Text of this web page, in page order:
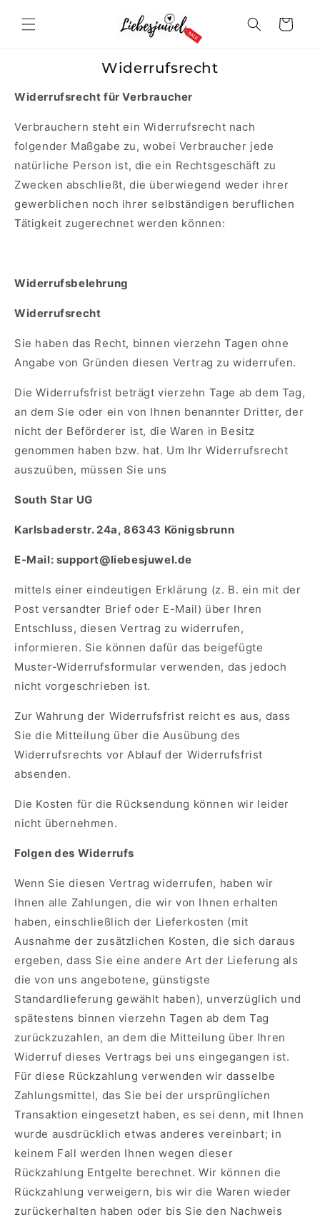
zum
Inhalt
Warenkorb
Widerrufsrecht
Widerrufsrecht für Verbraucher
Verbrauchern steht ein Widerrufsrecht nach
folgender Maßgabe zu, wobei Verbraucher jede
natürliche Person ist, die ein Rechtsgeschäft zu
Zwecken abschließt, die überwiegend weder ihrer
gewerblichen noch ihrer selbständigen beruflichen
Tätigkeit zugerechnet werden können:
Widerrufsbelehrung
Widerrufsrecht
Sie haben das Recht, binnen vierzehn Tagen ohne
Angabe von Gründen diesen Vertrag zu widerrufen.
Die Widerrufsfrist beträgt vierzehn Tage ab dem Tag,
an dem Sie oder ein von Ihnen benannter Dritter, der
nicht der Beförderer ist, die Waren in Besitz
genommen haben bzw. hat. Um Ihr Widerrufsrecht
auszuüben, müssen Sie uns
South Star UG
Karlsbaderstr. 24a, 86343 Königsbrunn
E-Mail: support@liebesjuwel.de
mittels einer eindeutigen Erklärung (z. B. ein mit der
Post versandter Brief oder E-Mail) über Ihren
Entschluss, diesen Vertrag zu widerrufen,
informieren. Sie können dafür das beigefügte
Muster-Widerrufsformular verwenden, das jedoch
nicht vorgeschrieben ist.
Zur Wahrung der Widerrufsfrist reicht es aus, dass
Sie die Mitteilung über die Ausübung des
Widerrufsrechts vor Ablauf der Widerrufsfrist
absenden.
Die Kosten für die Rücksendung können wir leider
nicht übernehmen.
Folgen des Widerrufs
Wenn Sie diesen Vertrag widerrufen, haben wir
Ihnen alle Zahlungen, die wir von Ihnen erhalten
haben, einschließlich der Lieferkosten (mit
Ausnahme der zusätzlichen Kosten, die sich daraus
ergeben, dass Sie eine andere Art der Lieferung als
die von uns angebotene, günstigste
Standardlieferung gewählt haben), unverzüglich und
spätestens binnen vierzehn Tagen ab dem Tag
zurückzuzahlen, an dem die Mitteilung über Ihren
Widerruf dieses Vertrags bei uns eingegangen ist.
Für diese Rückzahlung verwenden wir dasselbe
Zahlungsmittel, das Sie bei der ursprünglichen
Transaktion eingesetzt haben, es sei denn, mit Ihnen
wurde ausdrücklich etwas anderes vereinbart; in
keinem Fall werden Ihnen wegen dieser
Rückzahlung Entgelte berechnet. Wir können die
Rückzahlung verweigern, bis wir die Waren wieder
zurückerhalten haben oder bis Sie den Nachweis